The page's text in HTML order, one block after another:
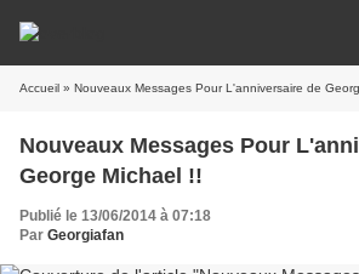
Accueil » Nouveaux Messages Pour L'anniversaire de
Nouveaux Messages Pour
George Michael !!
Publié le 13/06/2014 à 07:18
Par Georgiafan